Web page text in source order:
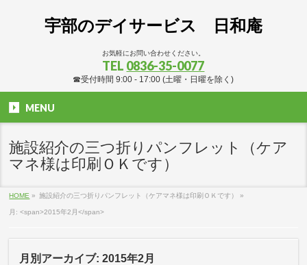
宇部のデイサービス 日和庵
お気軽にお問い合わせください。
TEL 0836-35-0077
☎受付時間 9:00 - 17:00 (土曜・日曜を除く)
MENU
施設紹介の三つ折りパンフレット（ケア
マネ様は印刷ＯＫです）
HOME » 施設紹介の三つ折りパンフレット（ケアマネ様は印刷ＯＫです） »
月: <span>2015年2月</span>
月別アーカイブ: 2015年2月